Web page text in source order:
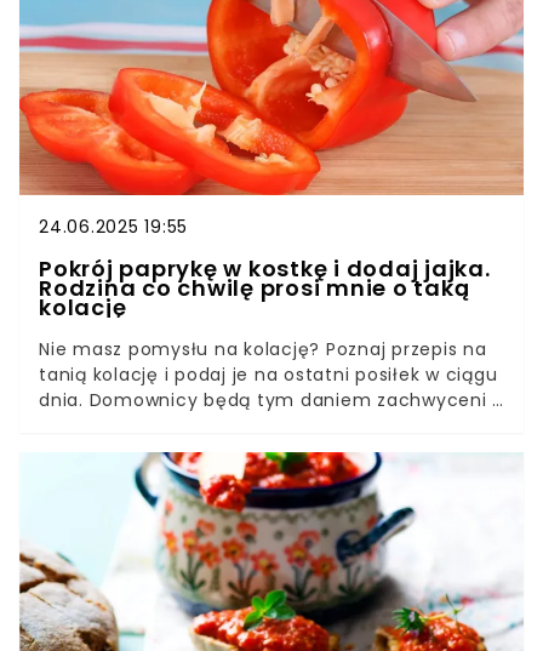
24.06.2025 19:55
Pokrój paprykę w kostkę i dodaj jajka.
Rodzina co chwilę prosi mnie o taką
kolację
Nie masz pomysłu na kolację? Poznaj przepis na
tanią kolację i podaj je na ostatni posiłek w ciągu
dnia. Domownicy będą tym daniem zachwyceni i